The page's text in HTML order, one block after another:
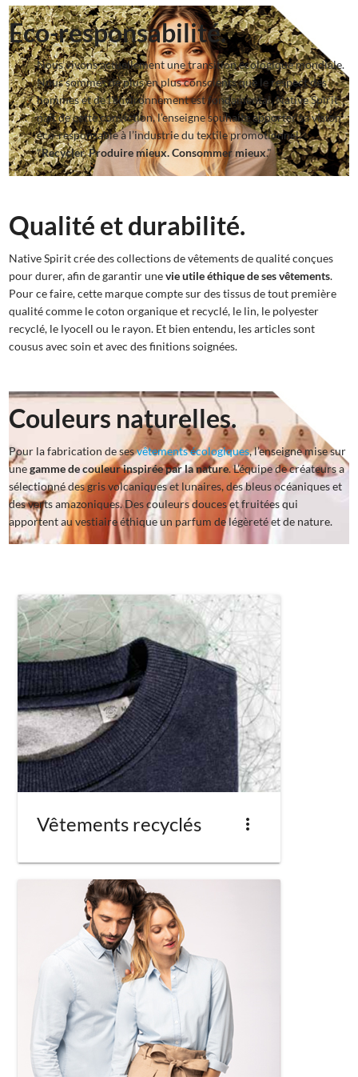
Eco-responsabilité.
Nous vivons actuellement une transition écologique mondiale.
Nous sommes de plus en plus conscients que le respect des
hommes et de l'environnement est fondamental. Native Spirit
naît de cette conviction, l’enseigne souhaite apporter sa vision
éco-responsable à l’industrie du textile promotionnel.
"Recycler. Produire mieux. Consommer mieux."
Qualité et durabilité.
Native Spirit crée des collections de vêtements de qualité conçues
pour durer, afin de garantir unevie utile éthique de ses vêtements.
Pour ce faire, cette marque compte sur des tissus de tout première
qualité comme le coton organique et recyclé, le lin, le polyester
recyclé, le lyocell ou le rayon. Et bien entendu, les articles sont
cousus avec soin et avec des finitions soignées.
Couleurs naturelles.
Pour la fabrication de sesvêtements écologiques, l’enseigne mise sur
unegamme de couleur inspirée par la nature. L’équipe de créateurs a
sélectionné des gris volcaniques et lunaires, des bleus océaniques et
des verts amazoniques. Des couleurs douces et fruitées qui
apportent au vestiaire éthique un parfum de légèreté et de nature.
Vêtements recyclés more_vert